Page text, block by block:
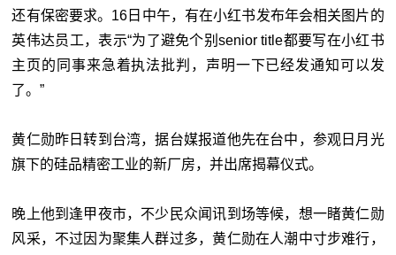
还有保密要求。16日中午，有在小红书发布年会相关图片的
英伟达员工，表示“为了避免个别senior title都要写在小红书
主页的同事来急着执法批判，声明一下已经发通知可以发
了。”
黄仁勋昨日转到台湾，据台媒报道他先在台中，参观日月光
旗下的硅品精密工业的新厂房，并出席揭幕仪式。
晚上他到逢甲夜市，不少民众闻讯到场等候，想一睹黄仁勋
风采，不过因为聚集人群过多，黄仁勋在人潮中寸步难行，